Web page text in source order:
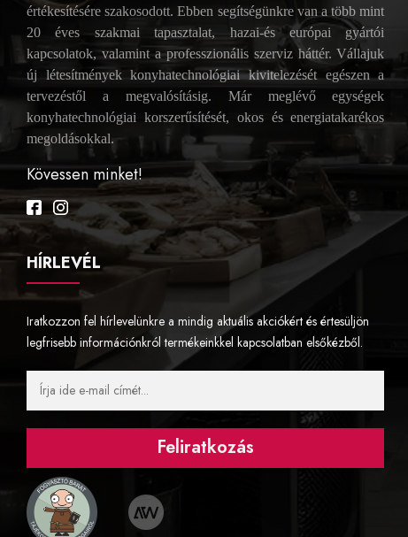
értékesítésére szakosodott. Ebben segítségünkre van a több mint
20 éves szakmai tapasztalat, hazai-és európai gyártói
kapcsolatok, valamint a professzionális szerviz háttér. Vállajuk
új létesítmények konyhatechnológiai kivitelezését egészen a
tervezéstől a megvalósításig. Már meglévő egységek
konyhatechnológiai korszerűsítését, okos és energiatakarékos
megoldásokkal.
Kövessen minket!
FacebookInstagram
HÍRLEVÉL
Iratkozzon fel hírlevelünkre a mindig aktuális akciókért és értesüljön
legfrisebb információnkról termékeinkkel kapcsolatban elsőkézből.
Feliratkozás